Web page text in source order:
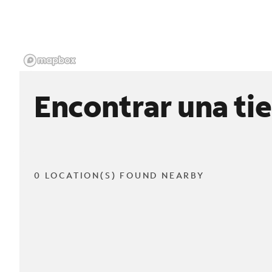
Encontrar una
0 LOCATION(S) FOUND NEARBY